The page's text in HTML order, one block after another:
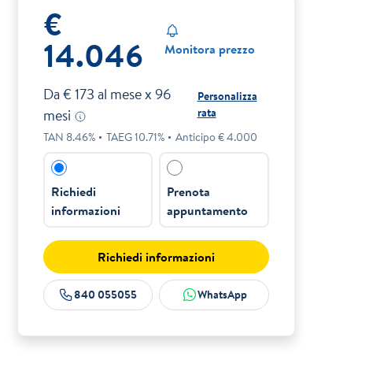
€
14.046 Monitora prezzo
Da € 173 al mese x 96
mesi
Personalizza
rata
TAN 8.46% TAEG10.71% Anticipo €4.000
Richiedi
informazioni
Prenota
appuntamento
Richiedi informazioni
840 055055 WhatsApp